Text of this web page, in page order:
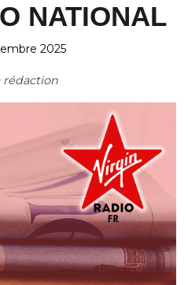
NATIONAL
2025
rédaction